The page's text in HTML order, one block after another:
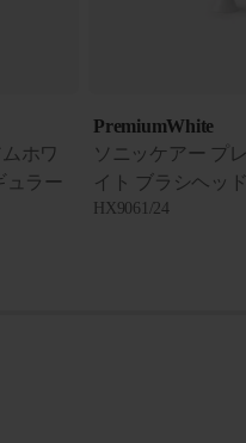
ホワ
ュラー
PremiumWhite
ソニッケアー プ
イト ブラシヘッ
HX9061/24